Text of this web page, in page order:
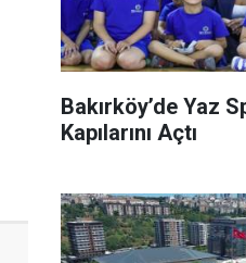
Bakırköy’de Yaz
Kapılarını Açtı